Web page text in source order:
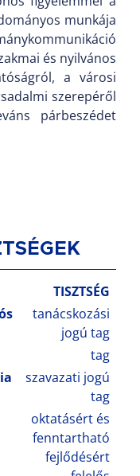
munkája
és nyilvános
a városi
szerepéről
párbeszédet
TISZTSÉG
tanácskozási
jogú tag
tag
szavazati jogú
tag
oktatásért és
fenntartható
fejlődésért